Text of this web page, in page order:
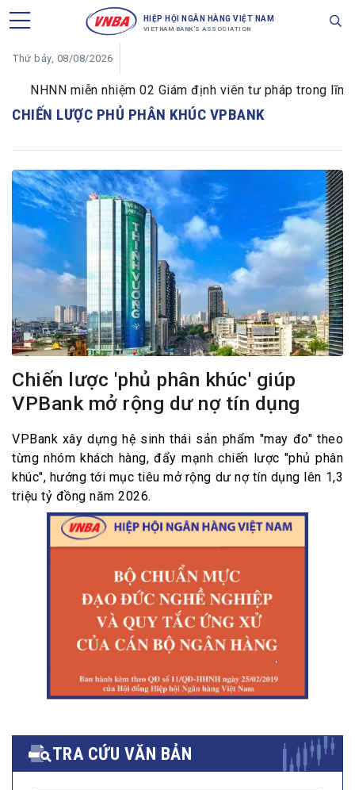
HIỆP HỘI NGÂN HÀNG VIỆT NAM
VIETNAM BANK'S ASSOCIATION
Thứ bảy, 08/08/2026
NHNN miễn nhiệm 02 Giám định viên tư pháp trong lĩnh
CHIẾN LƯỢC PHỦ PHÂN KHÚC VPBANK
Chiến lược 'phủ phân khúc' giúp
VPBank mở rộng dư nợ tín dụng
VPBank xây dựng hệ sinh thái sản phẩm "may đo" theo
từng nhóm khách hàng, đẩy mạnh chiến lược "phủ phân
khúc", hướng tới mục tiêu mở rộng dư nợ tín dụng lên 1,3
triệu tỷ đồng năm 2026.
TRA CỨU VĂN BẢN